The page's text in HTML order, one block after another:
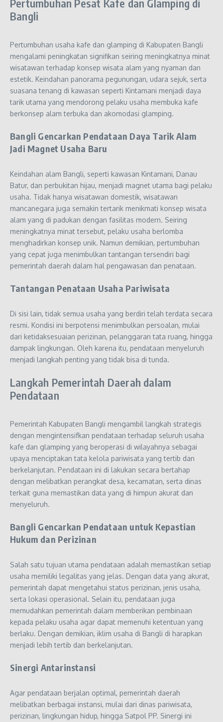
Pertumbuhan Pesat Kafe dan Glamping di
Bangli
Pertumbuhan usaha kafe dan glamping di Kabupaten Bangli
mengalami peningkatan signifikan seiring meningkatnya minat
wisatawan terhadap konsep wisata alam yang nyaman dan
estetik. Keindahan panorama pegunungan, udara sejuk, serta
suasana tenang di kawasan seperti Kintamani menjadi daya
tarik utama yang mendorong pelaku usaha membuka kafe
berkonsep alam terbuka dan akomodasi glamping.
Bangli Gencarkan Pendataan Daya Tarik Alam
Jadi Magnet Usaha Baru
Keindahan alam Bangli, seperti kawasan Kintamani, Danau
Batur, dan perbukitan hijau, menjadi magnet utama bagi pelaku
usaha. Tidak hanya wisatawan domestik, wisatawan
mancanegara juga semakin tertarik menikmati konsep wisata
alam yang di padukan dengan fasilitas modern. Seiring
meningkatnya minat tersebut, pelaku usaha berlomba
menghadirkan konsep unik. Namun demikian, pertumbuhan
yang cepat juga menimbulkan tantangan tersendiri bagi
pemerintah daerah dalam hal pengawasan dan penataan.
Tantangan Penataan Usaha Pariwisata
Di sisi lain, tidak semua usaha yang berdiri telah terdata secara
resmi. Kondisi ini berpotensi menimbulkan persoalan, mulai
dari ketidaksesuaian perizinan, pelanggaran tata ruang, hingga
dampak lingkungan. Oleh karena itu, pendataan menyeluruh
menjadi langkah penting yang tidak bisa di tunda.
Langkah Pemerintah Daerah dalam
Pendataan
Pemerintah Kabupaten Bangli mengambil langkah strategis
dengan mengintensifkan pendataan terhadap seluruh usaha
kafe dan glamping yang beroperasi di wilayahnya sebagai
upaya menciptakan tata kelola pariwisata yang tertib dan
berkelanjutan. Pendataan ini di lakukan secara bertahap
dengan melibatkan perangkat desa, kecamatan, serta dinas
terkait guna memastikan data yang di himpun akurat dan
menyeluruh.
Bangli Gencarkan Pendataan untuk Kepastian
Hukum dan Perizinan
Salah satu tujuan utama pendataan adalah memastikan setiap
usaha memiliki legalitas yang jelas. Dengan data yang akurat,
pemerintah dapat mengetahui status perizinan, jenis usaha,
serta lokasi operasional. Selain itu, pendataan juga
memudahkan pemerintah dalam memberikan pembinaan
kepada pelaku usaha agar dapat memenuhi ketentuan yang
berlaku. Dengan demikian, iklim usaha di Bangli di harapkan
menjadi lebih tertib dan berkelanjutan.
Sinergi Antarinstansi
Agar pendataan berjalan optimal, pemerintah daerah
melibatkan berbagai instansi, mulai dari dinas pariwisata,
perizinan, lingkungan hidup, hingga Satpol PP. Sinergi ini